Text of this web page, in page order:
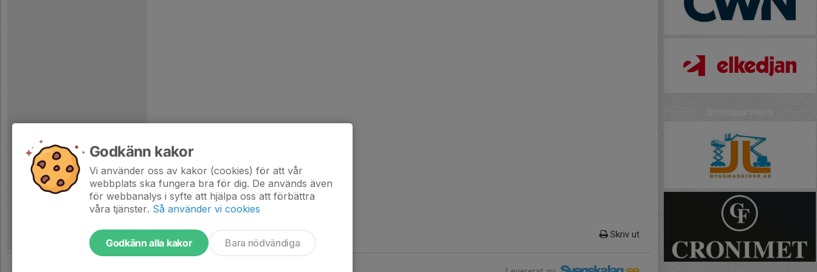
Skriv ut
Bronspartners
Godkänn kakor
Vi använder oss av kakor (cookies) för att vår
webbplats ska fungera bra för dig. De används även
för webbanalys i syfte att hjälpa oss att förbättra
våra tjänster. Så använder vi cookies
Godkänn alla kakor Bara nödvändiga